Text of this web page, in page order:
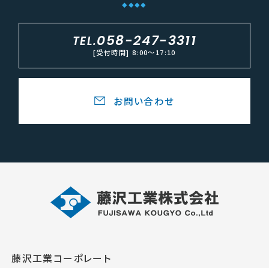
TEL.058-247-3311
[受付時間] 8:00〜17:10
お問い合わせ
藤沢工業コーポレート